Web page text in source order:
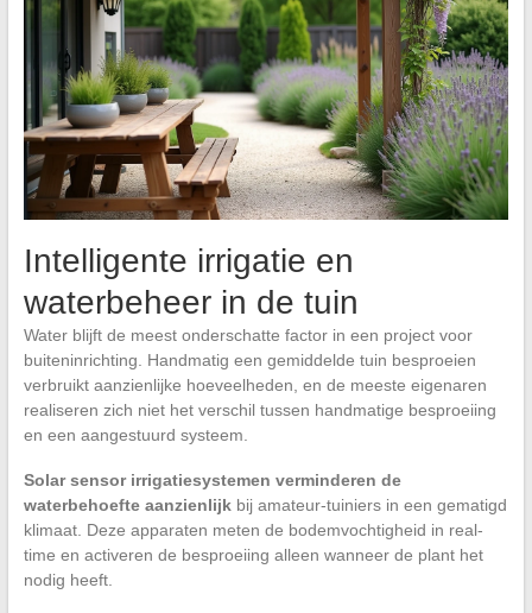
Intelligente irrigatie en
waterbeheer in de tuin
Water blijft de meest onderschatte factor in een project voor
buiteninrichting. Handmatig een gemiddelde tuin besproeien
verbruikt aanzienlijke hoeveelheden, en de meeste eigenaren
realiseren zich niet het verschil tussen handmatige besproeiing
en een aangestuurd systeem.
Solar sensor irrigatiesystemen verminderen de
waterbehoefte aanzienlijkbij amateur-tuiniers in een gematigd
klimaat. Deze apparaten meten de bodemvochtigheid in real-
time en activeren de besproeiing alleen wanneer de plant het
nodig heeft.